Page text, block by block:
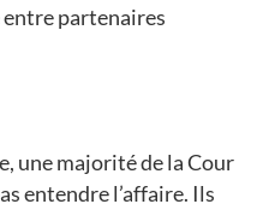
entre partenaires
une majorité de la Cour
entendre l’affaire. Ils